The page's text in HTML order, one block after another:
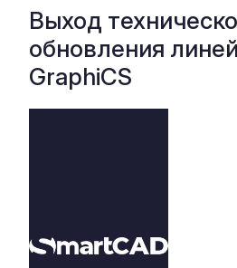
Выход
обновления
GraphiCS